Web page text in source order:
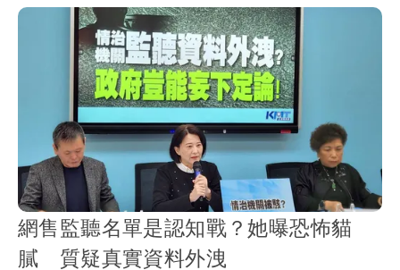
網售監聽名單是認知戰？她曝恐怖貓
膩 質疑真實資料外洩